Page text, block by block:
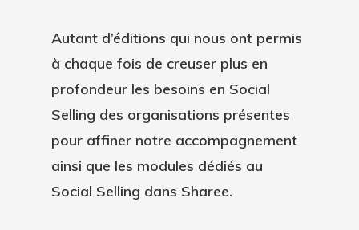
Autant d’éditions qui nous ont permis
à chaque fois de creuser plus en
profondeur les besoins en Social
Selling des organisations présentes
pour affiner notre accompagnement
ainsi que les modules dédiés au
Social Selling dans Sharee.
Plateforme
Fonctionnalités
Accompagnement
Bénéfices
Social Selling
Ressources
Ebook
Blog